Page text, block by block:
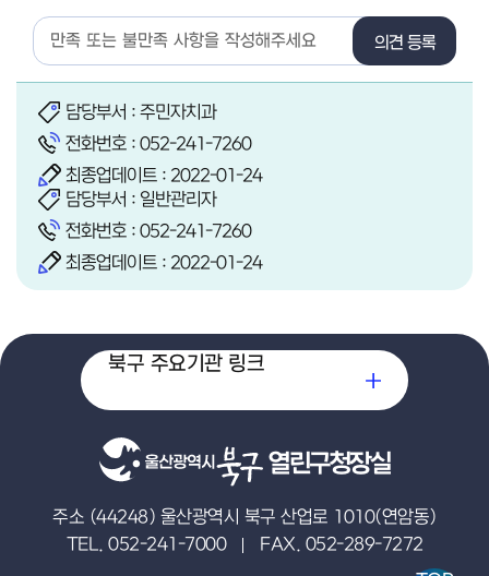
의견 등록
담당부서 : 주민자치과
전화번호 : 052-241-7260
최종업데이트 : 2022-01-24
담당부서 : 일반관리자
전화번호 : 052-241-7260
최종업데이트 : 2022-01-24
열린구청장실
주소 (44248) 울산광역시 북구 산업로 1010(연암동)
TEL. 052-241-7000
FAX. 052-289-7272
북구 주요기관 링크